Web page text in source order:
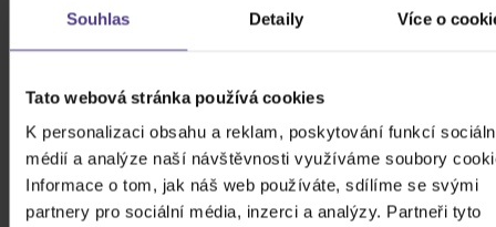
Souhlas Detaily Více o
Tato webová stránka používá cookies
K personalizaci obsahu a reklam, poskytování funkcí
médií a analýze naší návštěvnosti využíváme soubory
Informace o tom, jak náš web používáte, sdílíme se svými
partnery pro sociální média, inzerci a analýzy. Partneři tyto
5
Počet MC
Počet vinyl
Počet KiT